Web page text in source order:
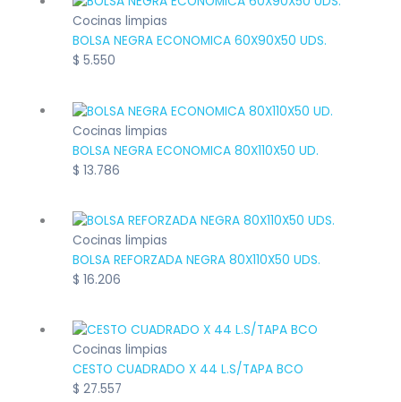
Cocinas limpias
BOLSA NEGRA ECONOMICA 60X90X50 UDS.
$ 5.550
Cocinas limpias
BOLSA NEGRA ECONOMICA 80X110X50 UD.
$ 13.786
Cocinas limpias
BOLSA REFORZADA NEGRA 80X110X50 UDS.
$ 16.206
Cocinas limpias
CESTO CUADRADO X 44 L.S/TAPA BCO
$ 27.557